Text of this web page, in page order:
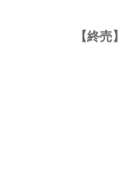
【終売